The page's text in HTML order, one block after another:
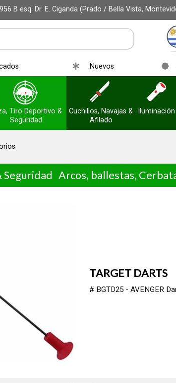
B esq. Dr. E. Ciganda (Prado / Bella Vista,
Nuevos
Tiro Deportivo &
Seguridad
Cuchillos, Navajas &
Afilado
Iluminación
Seguridad Arcos, ballestas,
TARGET DARTS
# BGTD25 - AVENGER